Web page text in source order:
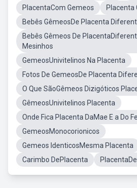
PlacentaCom Gemeos
Placenta
Bebês GêmeosDe Placenta
Bebês Gêmeos De
Mesinhos
GemeosUnivitelinos Na Placenta
Fotos De GemeosDe Placenta
O Que SãoGêmeos Dizigóticos
GêmeosUnivitelinos Placenta
Onde Fica Placenta DaMae E a Do
GemeosMonocorionicos
Gemeos IdenticosMesma Placenta
Carimbo DePlacenta